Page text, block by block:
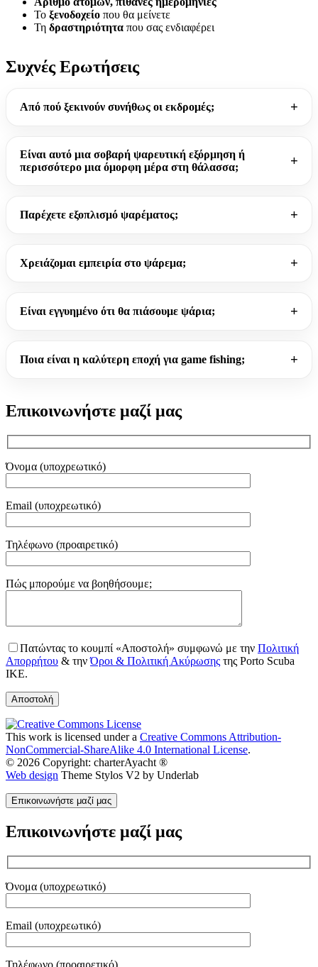
Το ξενοδοχείο που θα μείνετε
Τη δραστηριότητα που σας ενδιαφέρει
Συχνές Ερωτήσεις
Από πού ξεκινούν συνήθως οι εκδρομές;
Είναι αυτό μια σοβαρή ψαρευτική εξόρμηση ή
περισσότερο μια όμορφη μέρα στη θάλασσα;
Παρέχετε εξοπλισμό ψαρέματος;
Χρειάζομαι εμπειρία στο ψάρεμα;
Είναι εγγυημένο ότι θα πιάσουμε ψάρια;
Ποια είναι η καλύτερη εποχή για game fishing;
Επικοινωνήστε μαζί μας
Όνομα (υποχρεωτικό)
Email (υποχρεωτικό)
Τηλέφωνο (προαιρετικό)
Gender
Πώς μπορούμε να βοηθήσουμε;
Πατώντας το κουμπί «Αποστολή» συμφωνώ με την Πολιτική
Απορρήτου & τηνΌροι & Πολιτική Ακύρωσης της Porto Scuba
IKE.
This work is licensed under a Creative Commons Attribution-
NonCommercial-ShareAlike 4.0 International License.
© 2026 Copyright: charterAyacht ®
Web design Theme Stylos V2 by Underlab
Επικοινωνήστε μαζί μας
Επικοινωνήστε μαζί μας
Όνομα (υποχρεωτικό)
Email (υποχρεωτικό)